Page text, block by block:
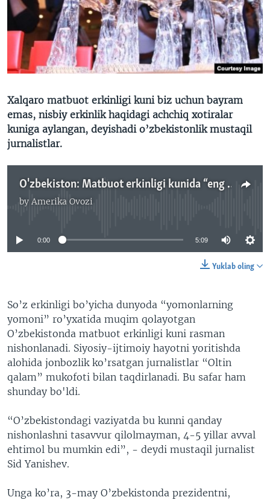
VIDEO
XABARLAR SURATLARDA
ODNOKLASSNIKI
TELEGRAM
TWITTER
SOUNDCLOUD
VOA
Xalqaro matbuot erkinligi kuni biz uchun bayram
emas, nisbiy erkinlik haqidagi achchiq xotiralar
kuniga aylangan, deyishadi o’zbekistonlik mustaqil
jurnalistlar.
O'zbekiston: Matbuot erkinligi kunida “eng yaxshi” jurnalistga oltin qalam/Malik Mansur
by Amerika Ovozi
No media source currently available
0:00 5:09
Yuklab oling
So’z erkinligi bo’yicha dunyoda “yomonlarning
yomoni” ro’yxatida muqim qolayotgan
O’zbekistonda matbuot erkinligi kuni rasman
nishonlanadi. Siyosiy-ijtimoiy hayotni yoritishda
alohida jonbozlik ko’rsatgan jurnalistlar “Oltin
qalam” mukofoti bilan taqdirlanadi. Bu safar ham
shunday bo'ldi.
“O’zbekistondagi vaziyatda bu kunni qanday
nishonlashni tasavvur qilolmayman, 4-5 yillar avval
ehtimol bu mumkin edi”, - deydi mustaqil jurnalist
Sid Yanishev.
Unga ko’ra, 3-may O’zbekistonda prezidentni,